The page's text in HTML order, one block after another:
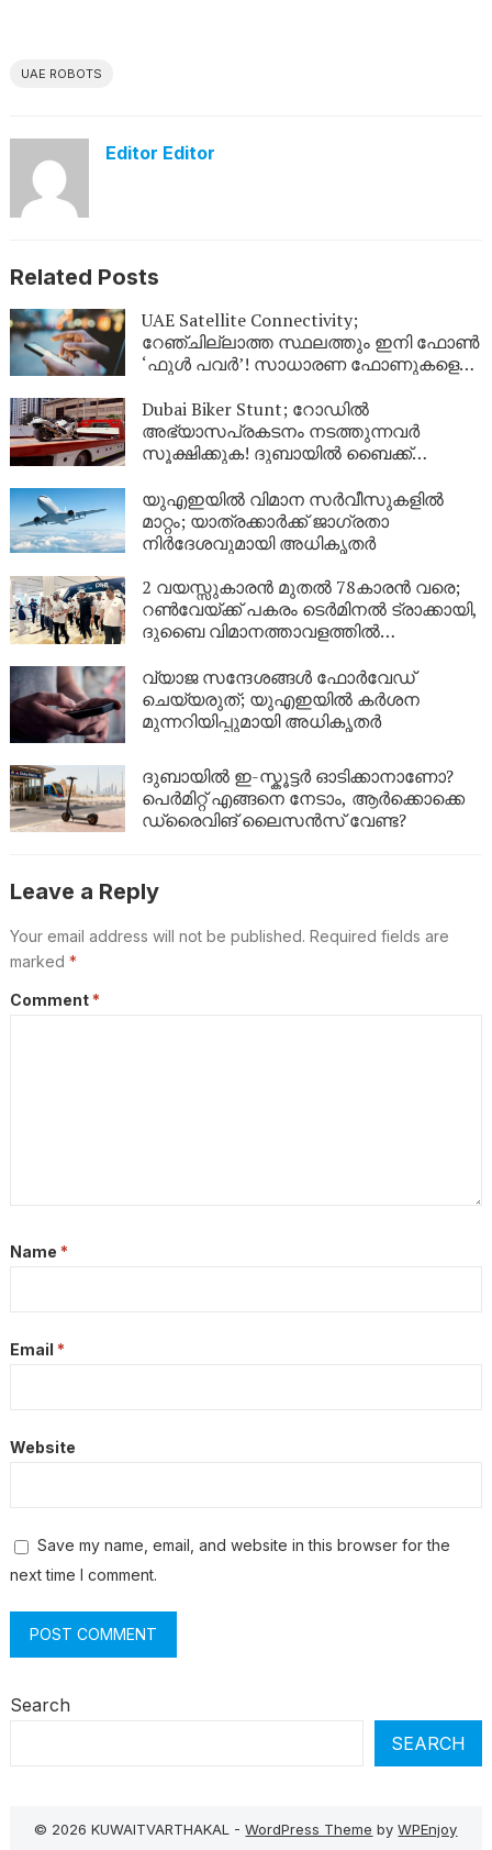
UAE ROBOTS
Editor Editor
Related Posts
UAE Satellite Connectivity;
റേഞ്ചില്ലാത്ത സ്ഥലത്തും ഇനി ഫോൺ
‘ഫുൾ പവർ’! സാധാരണ ഫോണുകളെ
യുഎഇയുടെ വിപ്ലവം
Dubai Biker Stunt; റോഡിൽ
അഭ്യാസപ്രകടനം നടത്തുന്നവർ
സൂക്ഷിക്കുക! ദുബായിൽ ബൈക്ക്
പോലീസ്
യുഎഇയിൽ വിമാന സർവീസുകളിൽ
മാറ്റം; യാത്രക്കാർക്ക് ജാഗ്രതാ
നിർദേശവുമായി അധികൃതർ
2 വയസ്സുകാരൻ മുതൽ 78കാരൻ വരെ;
റൺവേയ്ക്ക് പകരം ടെർമിനൽ ട്രാക്കായി,
ദുബൈ വിമാനത്താവളത്തിൽ
വ്യാജ സന്ദേശങ്ങൾ ഫോർവേഡ്
ചെയ്യരുത്; യുഎഇയിൽ കർശന
മുന്നറിയിപ്പുമായി അധികൃതർ
ദുബായിൽ ഇ-സ്കൂട്ടർ ഓടിക്കാനാണോ?
പെർമിറ്റ് എങ്ങനെ നേടാം, ആർക്കൊക്കെ
ഡ്രൈവിങ് ലൈസൻസ് വേണ്ട?
Leave a Reply
Your email address will not be published. Required fields are
marked *
Comment *
Name *
Email *
Website
Save my name, email, and website in this browser for the
next time I comment.
Search
SEARCH
© 2026 KUWAITVARTHAKAL -WordPress Theme byWPEnjoy